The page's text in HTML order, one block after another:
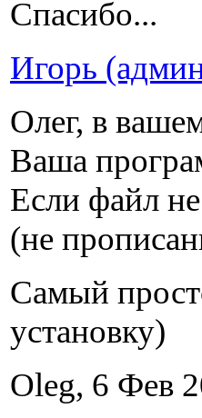
Спасибо...
Игорь
Олег, в
Ваша
Если файл
(не
Самый
установку)
Oleg, 6 Фев